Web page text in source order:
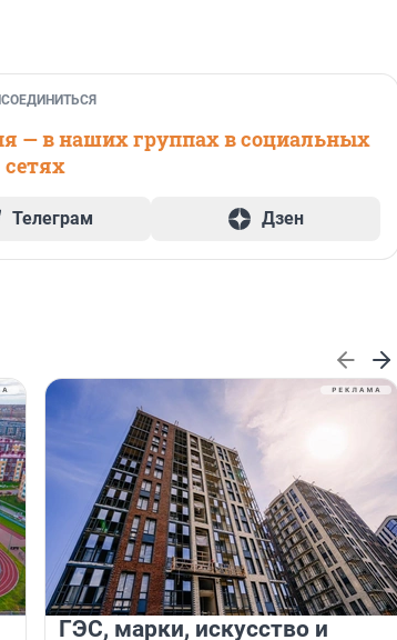
— в наших группах в социальных
сетях
Телеграм Дзен
ГЭС, марки, искусство и